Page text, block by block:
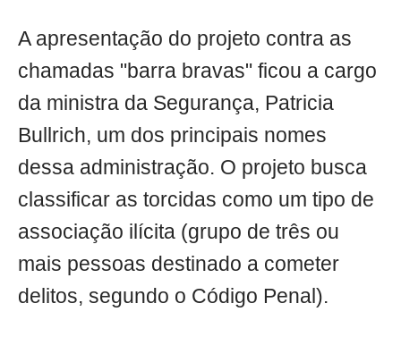
A apresentação do projeto contra as
chamadas "barra bravas" ficou a cargo
da ministra da Segurança, Patricia
Bullrich, um dos principais nomes
dessa administração. O projeto busca
classificar as torcidas como um tipo de
associação ilícita (grupo de três ou
mais pessoas destinado a cometer
delitos, segundo o Código Penal).